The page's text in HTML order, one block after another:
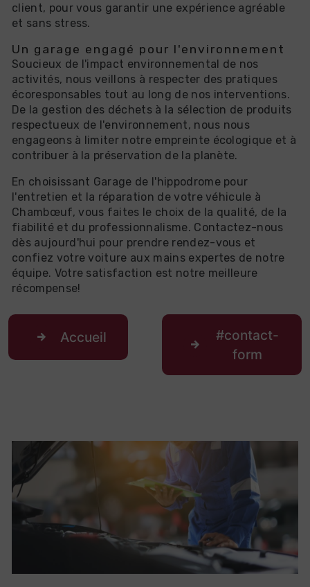
client, pour vous garantir une expérience agréable
et sans stress.
Un garage engagé pour l'environnement
Soucieux de l'impact environnemental de nos
activités, nous veillons à respecter des pratiques
écoresponsables tout au long de nos interventions.
De la gestion des déchets à la sélection de produits
respectueux de l'environnement, nous nous
engageons à limiter notre empreinte écologique et à
contribuer à la préservation de la planète.
En choisissant Garage de l'hippodrome pour
l'entretien et la réparation de votre véhicule à
Chambœuf, vous faites le choix de la qualité, de la
fiabilité et du professionnalisme. Contactez-nous
dès aujourd'hui pour prendre rendez-vous et
confiez votre voiture aux mains expertes de notre
équipe. Votre satisfaction est notre meilleure
récompense!
Accueil
#contact-
form